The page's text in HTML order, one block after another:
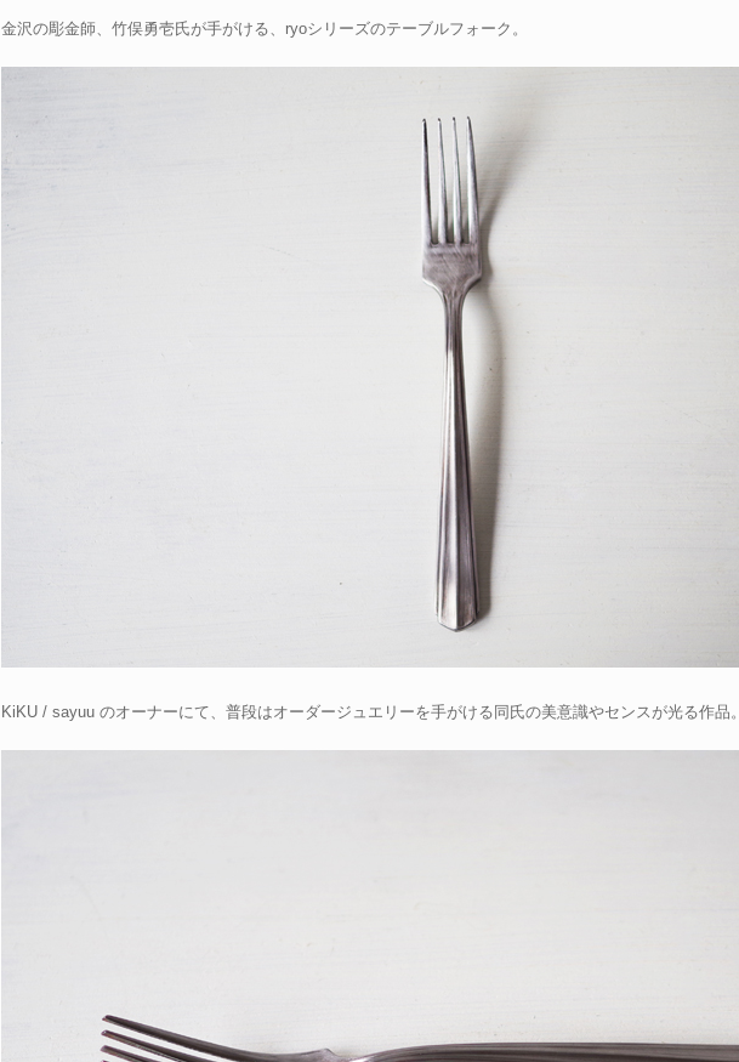
金沢の彫金師、竹俣勇壱氏が手がける、ryoシリーズのテーブルフォーク。
KiKU / sayuu のオーナーにて、普段はオーダージュエリーを手がける同氏の美意識やセンスが光る作品。